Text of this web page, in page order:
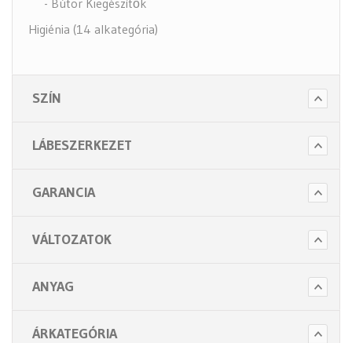
- Bútor Kiegészítők
Higiénia (14 alkategória)
SZÍN
LÁBESZERKEZET
GARANCIA
VÁLTOZATOK
ANYAG
ÁRKATEGÓRIA